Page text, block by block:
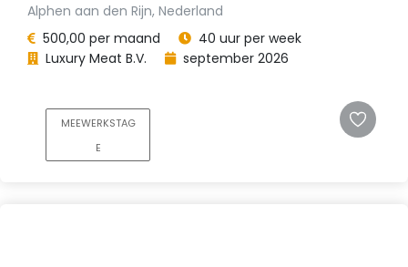
Alphen aan den Rijn, Nederland
500,00 per maand
40 uur per week
Luxury Meat B.V.
september 2026
MEEWERKSTAG
E